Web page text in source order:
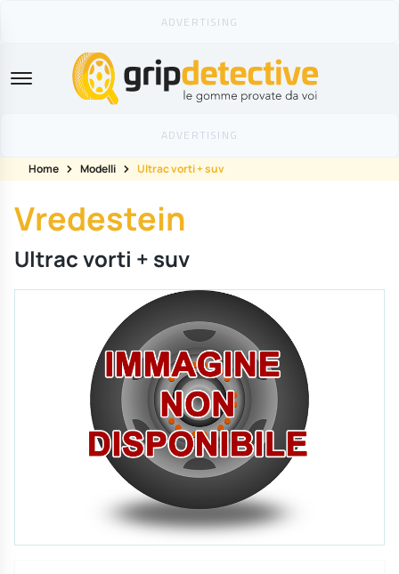
GripDetective
Home Modelli Ultrac vorti + suv
Vredestein
Ultrac vorti + suv